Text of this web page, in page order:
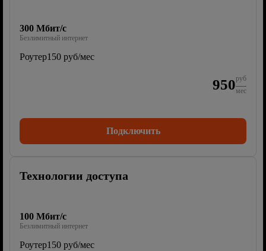
300 Мбит/с
Безлимитный интернет
Роутер150 руб/мес
950руб
мес
Подключить
Технологии доступа
100 Мбит/с
Безлимитный интернет
Роутер150 руб/мес